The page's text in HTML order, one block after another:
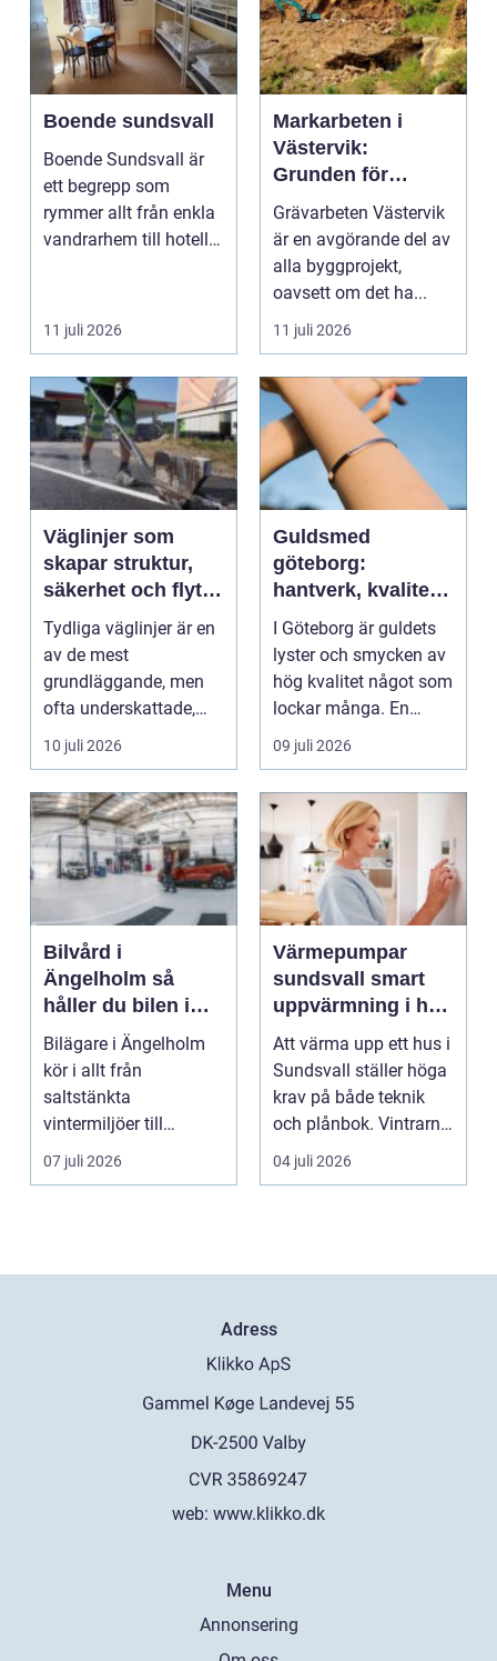
Boende sundsvall
Boende Sundsvall är
ett begrepp som
rymmer allt från enkla
vandrarhem till hotell
11 juli 2026
Markarbeten i
Västervik:
Grunden för
hållbara
byggprojekt
Grävarbeten Västervik
är en avgörande del av
alla byggprojekt,
oavsett om det ha...
11 juli 2026
Väglinjer som
skapar struktur,
säkerhet och flyt i
trafiken
Tydliga väglinjer är en
av de mest
grundläggande, men
ofta underskattade,
delarna i trafikmiljön.
De...
10 juli 2026
Guldsmed
göteborg:
hantverk, kvalitet
och personlig
service
I Göteborg är guldets
lyster och smycken av
hög kvalitet något som
lockar många. En
guldsmed i Göteb...
09 juli 2026
Bilvård i
Ängelholm så
håller du bilen i
toppskick året runt
Bilägare i Ängelholm
kör i allt från
saltstänkta
vintermiljöer till
dammiga
sommarvägar. Bilen
07 juli 2026
Värmepumpar
sundsvall smart
uppvärmning i hårt
klimat
Att värma upp ett hus i
Sundsvall ställer höga
krav på både teknik
och plånbok. Vintrarna
är långa, ...
04 juli 2026
Adress
web: www.klikko.dk
Menu
Annonsering